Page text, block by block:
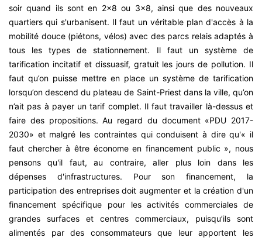
soir quand ils sont en 2x8 ou 3x8, ainsi que des nouveaux
quartiers qui s'urbanisent. Il faut un véritable plan d'accès à la
mobilité douce (piétons, vélos) avec des parcs relais adaptés à
tous les types de stationnement. Il faut un système de
tarification incitatif et dissuasif, gratuit les jours de pollution. Il
faut qu’on puisse mettre en place un système de tarification
lorsqu’on descend du plateau de Saint-Priest dans la ville, qu’on
n’ait pas à payer un tarif complet. Il faut travailler là-dessus et
faire des propositions. Au regard du document «PDU 2017-
2030» et malgré les contraintes qui conduisent à dire qu'« il
faut chercher à être économe en financement public », nous
pensons qu'il faut, au contraire, aller plus loin dans les
dépenses d'infrastructures. Pour son financement, la
participation des entreprises doit augmenter et la création d'un
financement spécifique pour les activités commerciales de
grandes surfaces et centres commerciaux, puisqu’ils sont
alimentés par des consommateurs que leur apportent les